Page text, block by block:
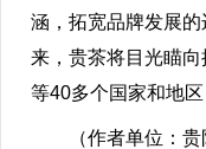
涵，拓宽品牌发展
来，贵茶将目光瞄
等40多个国家和地
（作者单位：贵